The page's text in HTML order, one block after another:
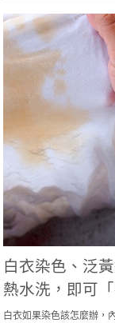
白衣染色、泛
熱水洗，即可
白衣如果染色該怎麼辦，